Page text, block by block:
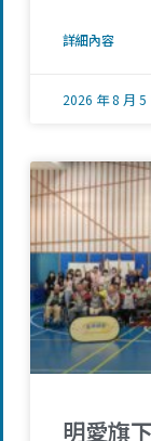
詳細內容
2026 年 8 月 5
明愛旗